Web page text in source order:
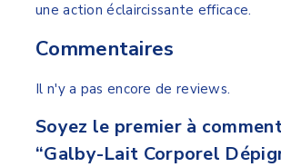
une action éclaircissante efficace.
Commentaires
Il n'y a pas encore de reviews.
Soyez le premier à
“Galby-Lait Corporel